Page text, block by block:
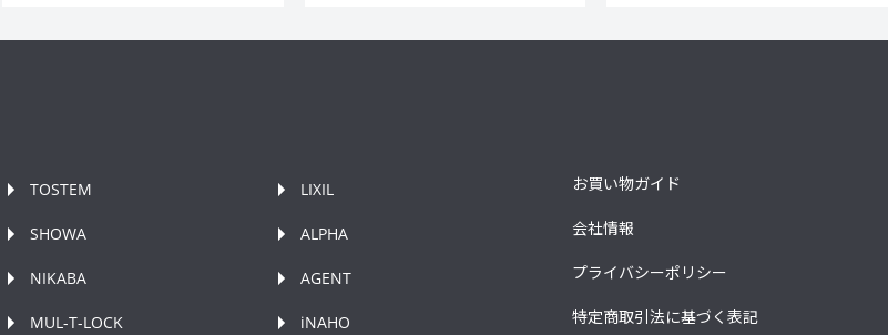
TOSTEM LIXIL
SHOWA ALPHA
NIKABA AGENT
MUL-T-LOCK iNAHO
お買い物ガイド
会社情報
プライバシーポリシー
特定商取引法に基づく表記